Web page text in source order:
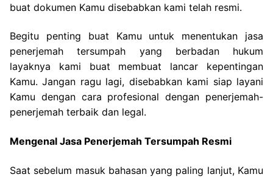
buat dokumen Kamu disebabkan kami telah resmi.
Begitu penting buat Kamu untuk menentukan jasa
penerjemah tersumpah yang berbadan hukum
layaknya kami buat membuat lancar kepentingan
Kamu. Jangan ragu lagi, disebabkan kami siap layani
Kamu dengan cara profesional dengan penerjemah-
penerjemah terbaik dan legal.
Mengenal Jasa Penerjemah Tersumpah Resmi
Saat sebelum masuk bahasan yang paling lanjut, Kamu